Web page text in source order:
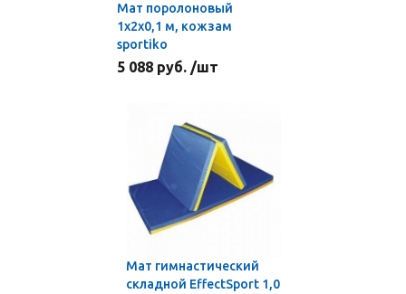
Мат поролоновый
1х2х0,1 м, кожзам
sportiko
5 088 руб. /шт
Мат гимнастический
складной EffectSport 1,0